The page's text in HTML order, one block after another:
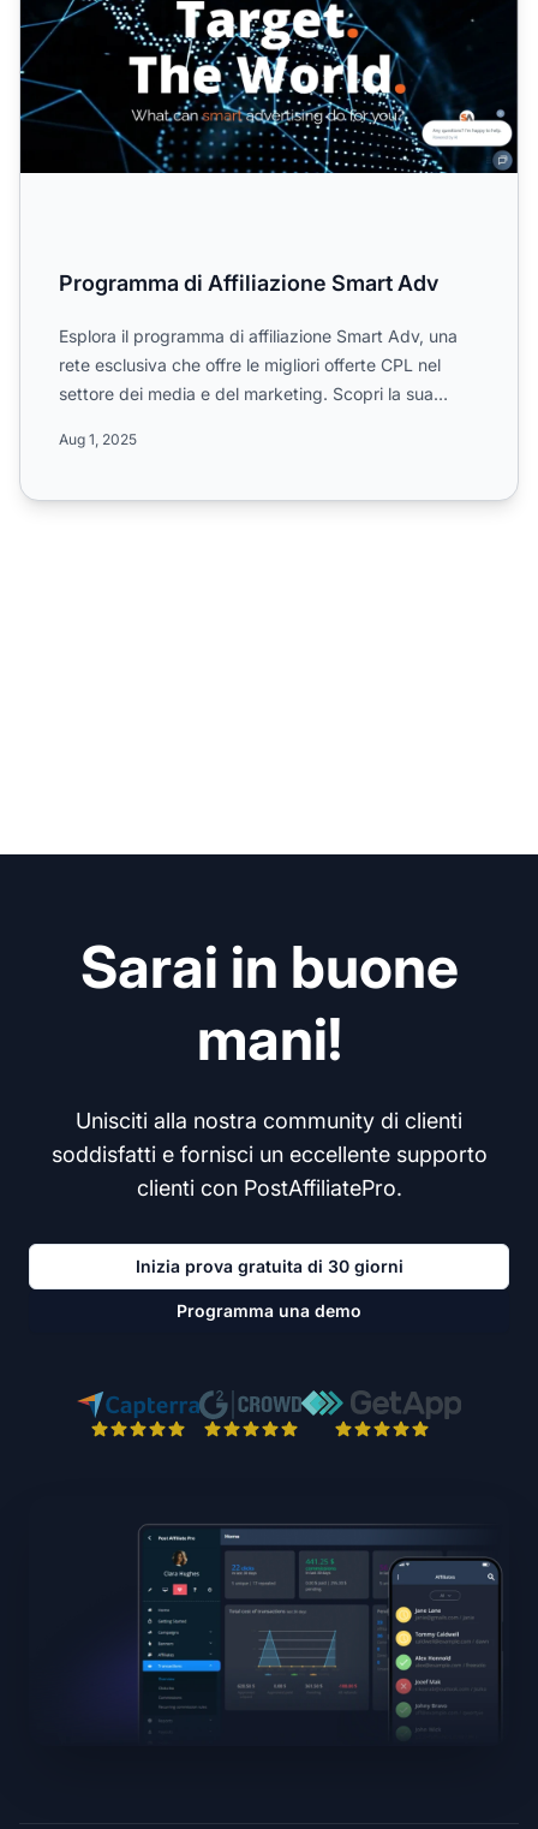
Programma di Affiliazione Smart Adv
Esplora il programma di affiliazione Smart Adv, una
rete esclusiva che offre le migliori offerte CPL nel
settore dei media e del marketing. Scopri la sua
Aug 1, 2025
Sarai in buone
mani!
Unisciti alla nostra community di clienti
soddisfatti e fornisci un eccellente supporto
clienti con PostAffiliatePro.
Inizia prova gratuita di 30 giorni
Programma una demo